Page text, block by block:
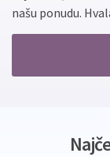
našu ponudu.